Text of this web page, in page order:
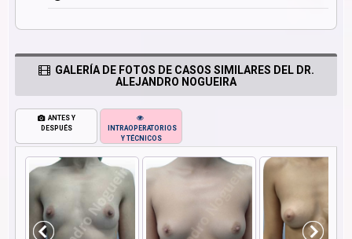
GALERÍA DE FOTOS DE CASOS SIMILARES DEL DR.
ALEJANDRO NOGUEIRA
ANTES Y
DESPUÉS
INTRAOPERATORIOS
Y TÉCNICOS